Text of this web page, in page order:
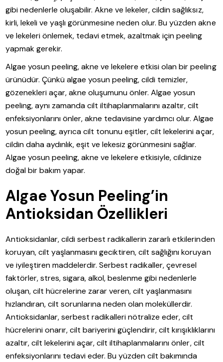
gibi nedenlerle oluşabilir. Akne ve lekeler, cildin sağlıksız,
kirli, lekeli ve yaşlı görünmesine neden olur. Bu yüzden akne
ve lekeleri önlemek, tedavi etmek, azaltmak için peeling
yapmak gerekir.
Algae yosun peeling, akne ve lekelere etkisi olan bir peeling
ürünüdür. Çünkü algae yosun peeling, cildi temizler,
gözenekleri açar, akne oluşumunu önler. Algae yosun
peeling, aynı zamanda cilt iltihaplanmalarını azaltır, cilt
enfeksiyonlarını önler, akne tedavisine yardımcı olur. Algae
yosun peeling, ayrıca cilt tonunu eşitler, cilt lekelerini açar,
cildin daha aydınlık, eşit ve lekesiz görünmesini sağlar.
Algae yosun peeling, akne ve lekelere etkisiyle, cildinize
doğal bir bakım yapar.
Algae Yosun Peeling’in
Antioksidan Özellikleri
Antioksidanlar, cildi serbest radikallerin zararlı etkilerinden
koruyan, cilt yaşlanmasını geciktiren, cilt sağlığını koruyan
ve iyileştiren maddelerdir. Serbest radikaller, çevresel
faktörler, stres, sigara, alkol, beslenme gibi nedenlerle
oluşan, cilt hücrelerine zarar veren, cilt yaşlanmasını
hızlandıran, cilt sorunlarına neden olan moleküllerdir.
Antioksidanlar, serbest radikalleri nötralize eder, cilt
hücrelerini onarır, cilt bariyerini güçlendirir, cilt kırışıklıklarını
azaltır, cilt lekelerini açar, cilt iltihaplanmalarını önler, cilt
enfeksiyonlarını tedavi eder. Bu yüzden cilt bakımında